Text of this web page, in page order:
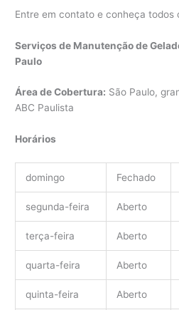
Entre em contato e conheça todos
Serviços de Manutenção de
Paulo
Área de Cobertura: São Paulo,
ABC Paulista
Horários
domingo Fechado
segunda-feira Aberto
terça-feira Aberto
quarta-feira Aberto
quinta-feira Aberto